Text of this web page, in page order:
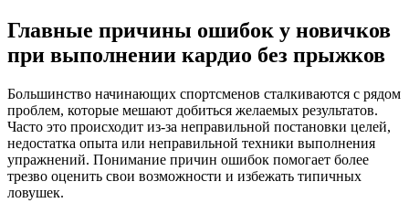
Главные причины ошибок у новичков
при выполнении кардио без прыжков
Большинство начинающих спортсменов сталкиваются с рядом
проблем, которые мешают добиться желаемых результатов.
Часто это происходит из-за неправильной постановки целей,
недостатка опыта или неправильной техники выполнения
упражнений. Понимание причин ошибок помогает более
трезво оценить свои возможности и избежать типичных
ловушек.